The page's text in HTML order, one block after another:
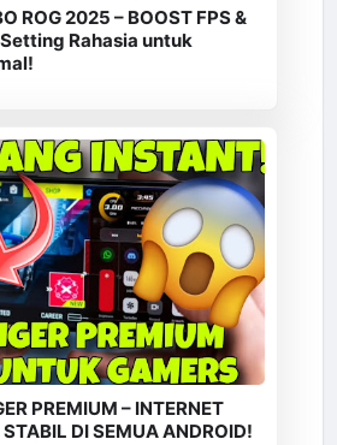
ROG 2025 – BOOST FPS &
Rahasia untuk
PREMIUM – INTERNET
STABIL DI SEMUA ANDROID!